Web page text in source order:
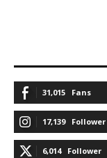
31,015 Fans
17,139 Follower
6,014 Follower